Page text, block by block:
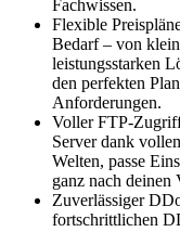
Fachwissen.
Flexible
Bedarf – von
leistungsstarken
den perfekten
Anforderungen.
Voller FTP-
Server dank
Welten, passe
ganz nach deinen
Zuverlässiger
fortschrittlichen